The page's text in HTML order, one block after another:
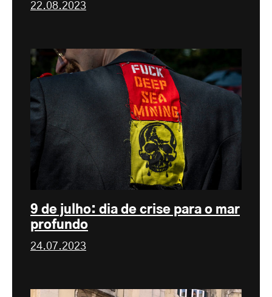
22.08.2023
9 de julho: dia de crise para o mar
profundo
24.07.2023